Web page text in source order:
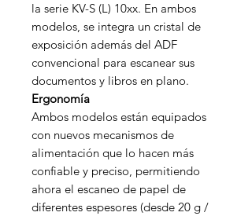
la serie KV-S (L) 10xx. En ambos
modelos, se integra un cristal de
exposición además del ADF
convencional para escanear sus
documentos y libros en plano.
Ergonomía
Ambos modelos están equipados
con nuevos mecanismos de
alimentación que lo hacen más
confiable y preciso, permitiendo
ahora el escaneo de papel de
diferentes espesores (desde 20 g /